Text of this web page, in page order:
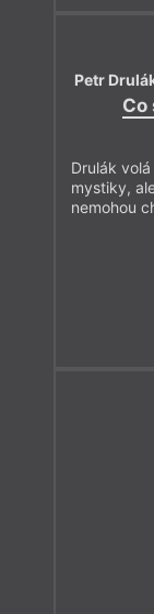
Petr
Co
Drulák
mystiky,
nemohou